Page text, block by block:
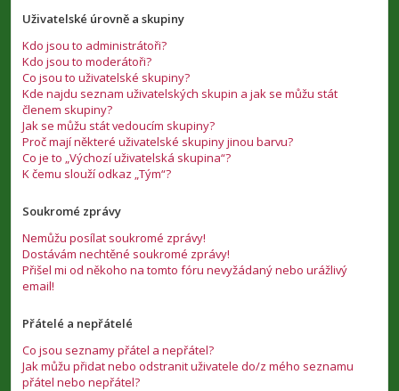
Uživatelské úrovně a skupiny
Kdo jsou to administrátoři?
Kdo jsou to moderátoři?
Co jsou to uživatelské skupiny?
Kde najdu seznam uživatelských skupin a jak se můžu stát
členem skupiny?
Jak se můžu stát vedoucím skupiny?
Proč mají některé uživatelské skupiny jinou barvu?
Co je to „Výchozí uživatelská skupina“?
K čemu slouží odkaz „Tým“?
Soukromé zprávy
Nemůžu posílat soukromé zprávy!
Dostávám nechtěné soukromé zprávy!
Přišel mi od někoho na tomto fóru nevyžádaný nebo urážlivý
email!
Přátelé a nepřátelé
Co jsou seznamy přátel a nepřátel?
Jak můžu přidat nebo odstranit uživatele do/z mého seznamu
přátel nebo nepřátel?